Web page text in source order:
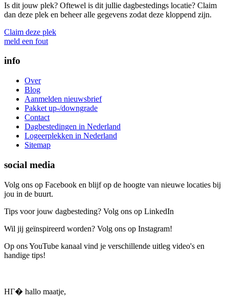
Is dit jouw plek? Oftewel is dit jullie dagbestedings locatie? Claim
dan deze plek en beheer alle gegevens zodat deze kloppend zijn.
Claim deze plek
meld een fout
info
Over
Blog
Aanmelden nieuwsbrief
Pakket up-/downgrade
Contact
Dagbestedingen in Nederland
Logeerplekken in Nederland
Sitemap
social media
Volg ons op Facebook en blijf op de hoogte van nieuwe locaties bij
jou in de buurt.
Tips voor jouw dagbesteding? Volg ons op LinkedIn
Wil jij geïnspireerd worden? Volg ons op Instagram!
Op ons YouTube kanaal vind je verschillende uitleg video's en
handige tips!
HГ� hallo maatje,